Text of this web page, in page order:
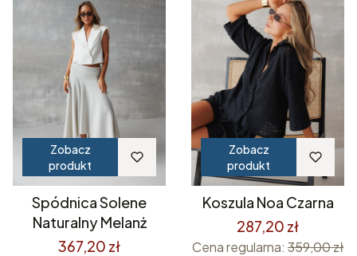
Zobacz
produkt
Spódnica Solene
Naturalny Melanż
367,20 zł
Zobacz
produkt
Koszula Noa Czarna
287,20 zł
Cena regularna: 359,00 zł